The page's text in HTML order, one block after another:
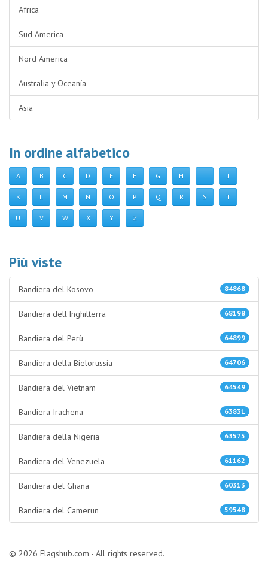
Africa
Sud America
Nord America
Australia y Oceanía
Asia
In ordine alfabetico
A B C D E F G H I J
K L M N O P Q R S T
U V W X Y Z
Più viste
84868
Bandiera del Kosovo
68198
Bandiera dell'Inghilterra
64899
Bandiera del Perù
64706
Bandiera della Bielorussia
64549
Bandiera del Vietnam
63831
Bandiera Irachena
63575
Bandiera della Nigeria
61162
Bandiera del Venezuela
60313
Bandiera del Ghana
59548
Bandiera del Camerun
© 2026 Flagshub.com - All rights reserved.